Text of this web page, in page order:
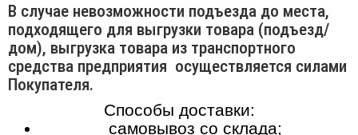
В случае невозможности подъезда до места,
подходящего для выгрузки товара (подъезд/
дом), выгрузка товара из транспортного
средства предприятия осуществляется силами
Покупателя.
Способы доставки:
самовывоз со склада;